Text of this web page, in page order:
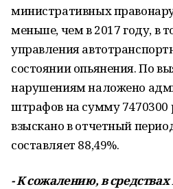
министративных
меньше, чем в 2017 году, в
управления
состоянии опьяне­ния. По
нарушениям наложе­но
штрафов на сумму 7470300
взыскано в отчет­ный
состав­ляет 88,49%.
- К сожалению, в средствах